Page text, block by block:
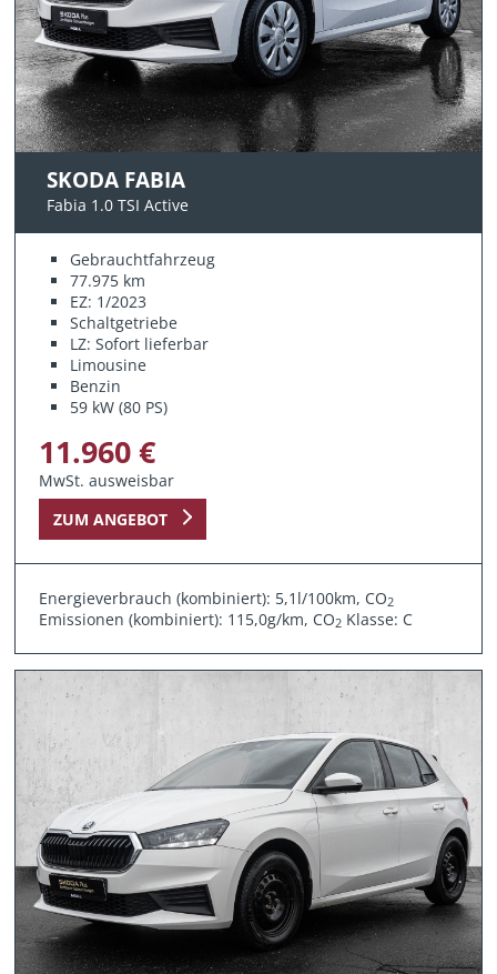
SKODA FABIA
Fabia 1.0 TSI Active
Gebrauchtfahrzeug
77.975 km
EZ: 1/2023
Schaltgetriebe
LZ: Sofort lieferbar
Limousine
Benzin
59 kW (80 PS)
11.960 €
MwSt. ausweisbar
ZUM ANGEBOT
Energieverbrauch (kombiniert): 5,1l/100km, CO2
Emissionen (kombiniert): 115,0g/km, CO2 Klasse: C